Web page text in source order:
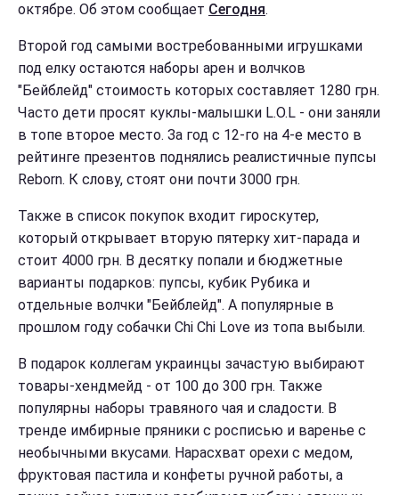
октябре. Об этом сообщает Сегодня.
Второй год самыми востребованными игрушками
под елку остаются наборы арен и волчков
"Бейблейд" стоимость которых составляет 1280 грн.
Часто дети просят куклы-малышки L.O.L - они заняли
в топе второе место. За год с 12-го на 4-е место в
рейтинге презентов поднялись реалистичные пупсы
Reborn. К слову, стоят они почти 3000 грн.
Также в список покупок входит гироскутер,
который открывает вторую пятерку хит-парада и
стоит 4000 грн. В десятку попали и бюджетные
варианты подарков: пупсы, кубик Рубика и
отдельные волчки "Бейблейд". А популярные в
прошлом году собачки Chi Chi Love из топа выбыли.
В подарок коллегам украинцы зачастую выбирают
товары-хендмейд - от 100 до 300 грн. Также
популярны наборы травяного чая и сладости. В
тренде имбирные пряники с росписью и варенье с
необычными вкусами. Нарасхват орехи с медом,
фруктовая пастила и конфеты ручной работы, а